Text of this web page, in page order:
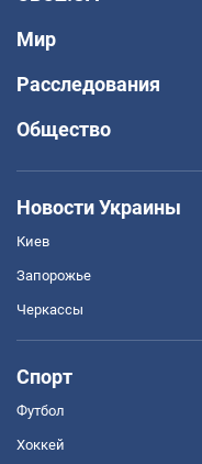
Мир
Расследования
Общество
Новости Украины
Киев
Запорожье
Черкассы
Спорт
Футбол
Хоккей